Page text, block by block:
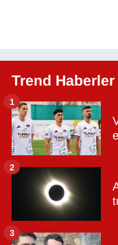
Trend Haberler
1
2
3